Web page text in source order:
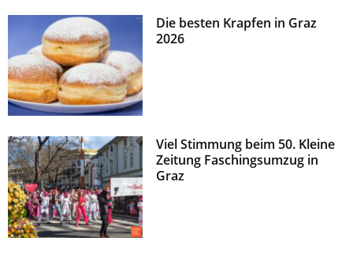
Die besten Krapfen in Graz
2026
Viel Stimmung beim 50. Kleine
Zeitung Faschingsumzug in
Graz